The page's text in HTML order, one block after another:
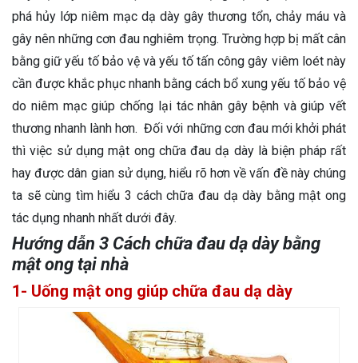
phá hủy lớp niêm mạc dạ dày gây thương tổn, chảy máu và
gây nên những cơn đau nghiêm trọng. Trường hợp bị mất cân
bằng giữ yếu tố bảo vệ và yếu tố tấn công gây viêm loét này
cần được khắc phục nhanh bằng cách bổ xung yếu tố bảo vệ
do niêm mạc giúp chống lại tác nhân gây bệnh và giúp vết
thương nhanh lành hơn. Đối với những cơn đau mới khởi phát
thì việc sử dụng mật ong chữa đau dạ dày là biện pháp rất
hay được dân gian sử dụng, hiểu rõ hơn về vấn đề này chúng
ta sẽ cùng tìm hiểu 3 cách chữa đau dạ dày bằng mật ong
tác dụng nhanh nhất dưới đây.
Hướng dẫn 3 Cách chữa đau dạ dày bằng
mật ong tại nhà
1- Uống mật ong giúp chữa đau dạ dày